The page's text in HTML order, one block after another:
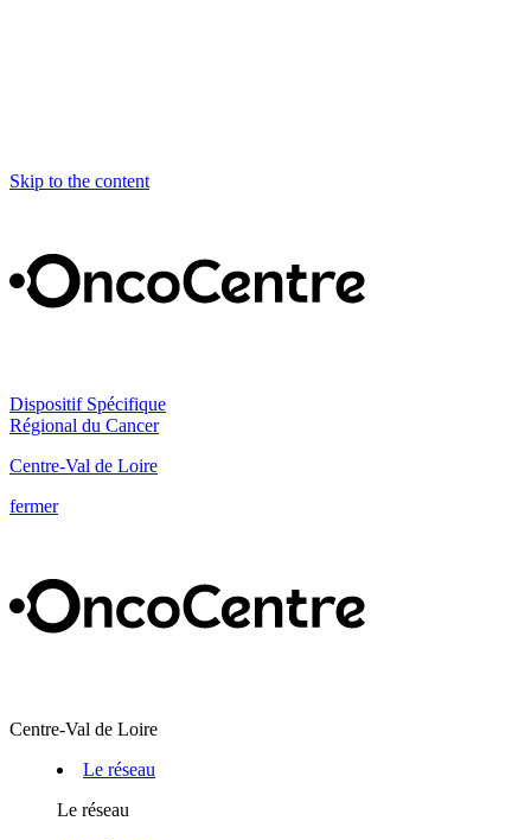
Skip to the content
Dispositif Spécifique
Régional du Cancer
Centre-Val de Loire
fermer
Centre-Val de Loire
Le réseau
Le réseau